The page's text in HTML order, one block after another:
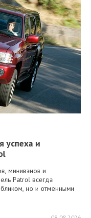
успеха и
минивэнов и
Patrol всегда
но и отменными